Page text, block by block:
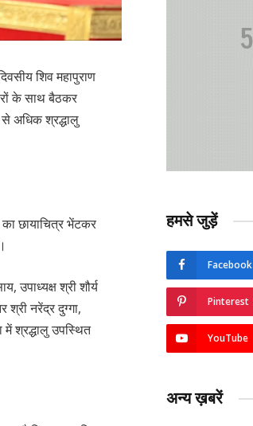
शिव महापुराण
के साथ बैठकर
अधिक श्रद्धालु
का छायाचित्र भेंटकर
उपाध्यक्ष श्री शौर्य
नरेंद्र दुग्गा,
में श्रद्धालु उपस्थित
हमसे जुड़ें
Facebook
Pinterest
YouTube
अन्य ख़बरें